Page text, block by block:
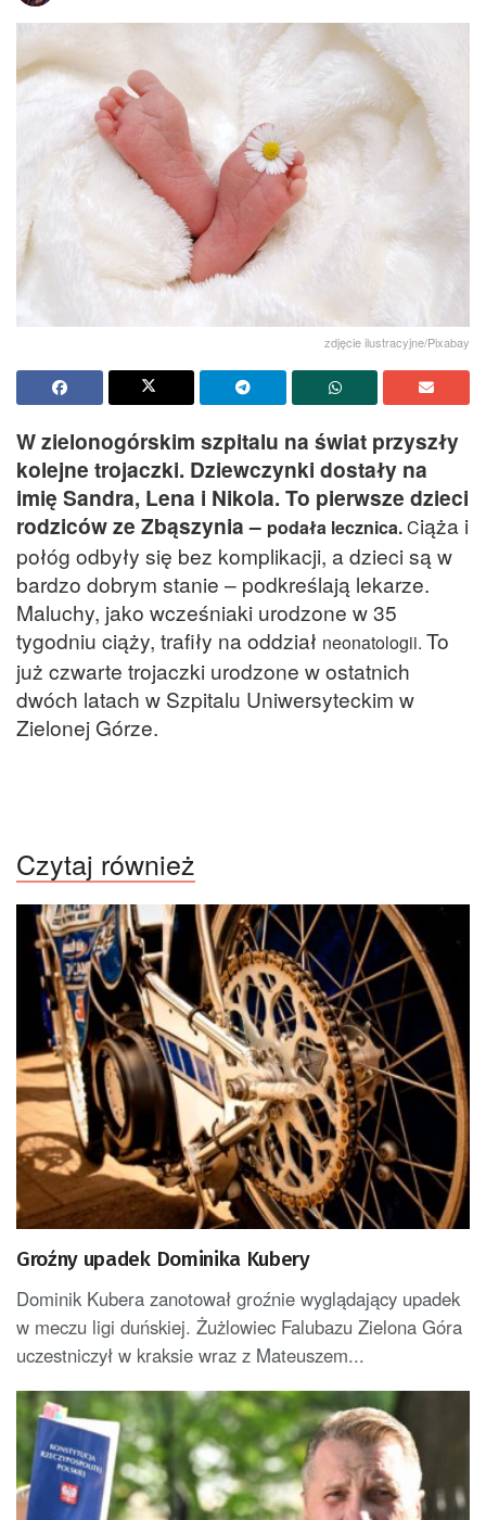
zdjęcie ilustracyjne/Pixabay
W zielonogórskim szpitalu na świat przyszły
kolejne trojaczki. Dziewczynki dostały na
imię Sandra, Lena i Nikola. To pierwsze dzieci
rodziców ze Zbąszynia – podała lecznica.Ciąża i
połóg odbyły się bez komplikacji, a dzieci są w
bardzo dobrym stanie – podkreślają lekarze.
Maluchy, jako wcześniaki urodzone w 35
tygodniu ciąży, trafiły na oddział neonatologii. To
już czwarte trojaczki urodzone w ostatnich
dwóch latach w Szpitalu Uniwersyteckim w
Zielonej Górze.
Czytaj również
Groźny upadek Dominika Kubery
Dominik Kubera zanotował groźnie wyglądający upadek
w meczu ligi duńskiej. Żużlowiec Falubazu Zielona Góra
uczestniczył w kraksie wraz z Mateuszem...